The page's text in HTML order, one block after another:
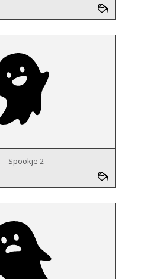
Spookje 2